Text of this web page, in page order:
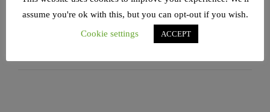
RAAWI. JÜDISCHES MAGAZIN,
STORIES FOR
VERBINDET EUCH!,
WENCKE
assume you're ok with this, but you can opt-out if you wish.
Cookie settings
ACCEPT